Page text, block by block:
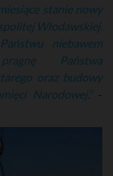
stanie nowy
Włodawskiej.
niebawem
Państwa
oraz budowy
Narodowej.”-